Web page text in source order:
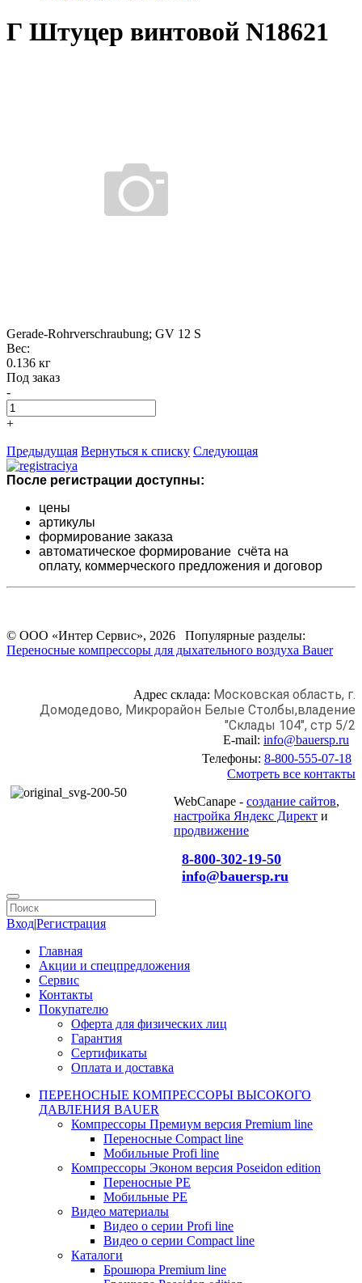
Г Штуцер винтовой N18621
Gerade-Rohrverschraubung; GV 12 S
Вес:
0.136 кг
Под заказ
-
+
Предыдущая Вернуться к списку Следующая
После регистрации доступны:
цены
артикулы
формирование заказа
автоматическое формирование счёта на
оплату, коммерческого предложения и договор
© ООО «Интер Сервис», 2026 Популярные разделы:
Переносные компрессоры для дыхательного воздуха Bauer
Адрес склада: Московская область, г.
Домодедово, Микрорайон Белые Столбы,владение
"Склады 104", стр 5/2
E-mail: info@bauersp.ru
Телефоны: 8-800-555-07-18
Смотреть все контакты
WebCanape - создание сайтов,
настройка Яндекс Директ и
продвижение
8-800-302-19-50
info@bauersp.ru
Вход|Регистрация
Главная
Акции и спецпредложения
Сервис
Контакты
Покупателю
Оферта для физических лиц
Гарантия
Сертификаты
Оплата и доставка
ПЕРЕНОСНЫЕ КОМПРЕССОРЫ ВЫСОКОГО
ДАВЛЕНИЯ BAUER
Компрессоры Премиум версия Premium line
Переносные Compact line
Мобильные Profi line
Компрессоры Эконом версия Poseidon edition
Переносные PE
Мобильные PE
Видео материалы
Видео о серии Profi line
Видео о серии Compact line
Каталоги
Брошюра Premium line